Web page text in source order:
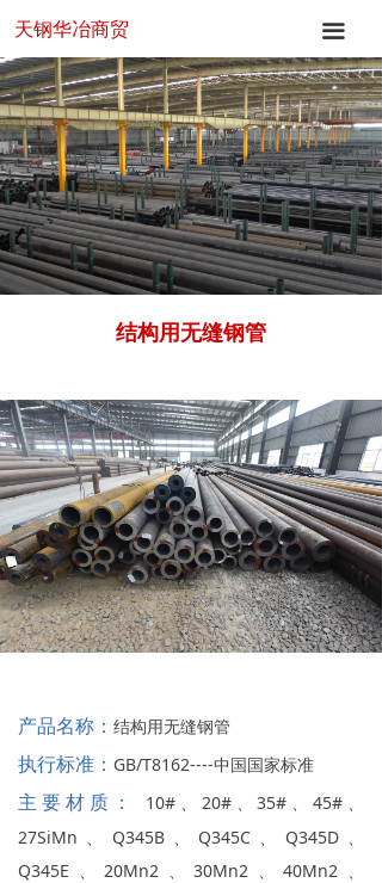
天钢华冶商贸 끀
首页
关于华冶
产品中心
新闻中心
应用领域
联系我们
产品名称： 结构用无缝钢管
执行标准： GB/T8162----中国国家标准
主要材质：
10#、20#、35#、45#、
27SiMn、Q345B、Q345C、Q345D、
Q345E、20Mn2、30Mn2、40Mn2、
结构用无缝钢管